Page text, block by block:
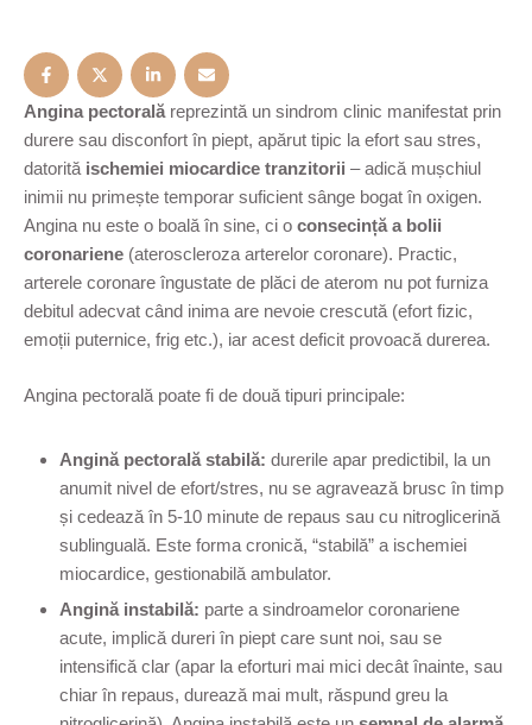
Angina pectorală reprezintă un sindrom clinic manifestat prin
durere sau disconfort în piept, apărut tipic la efort sau stres,
datorită ischemiei miocardice tranzitorii – adică mușchiul
inimii nu primește temporar suficient sânge bogat în oxigen.
Angina nu este o boală în sine, ci o consecință a bolii
coronariene (ateroscleroza arterelor coronare). Practic,
arterele coronare îngustate de plăci de aterom nu pot furniza
debitul adecvat când inima are nevoie crescută (efort fizic,
emoții puternice, frig etc.), iar acest deficit provoacă durerea.
Angina pectorală poate fi de două tipuri principale:
Angină pectorală stabilă: durerile apar predictibil, la un
anumit nivel de efort/stres, nu se agravează brusc în timp
și cedează în 5-10 minute de repaus sau cu nitroglicerină
sublinguală. Este forma cronică, “stabilă” a ischemiei
miocardice, gestionabilă ambulator.
Angină instabilă: parte a sindroamelor coronariene
acute, implică dureri în piept care sunt noi, sau se
intensifică clar (apar la eforturi mai mici decât înainte, sau
chiar în repaus, durează mai mult, răspund greu la